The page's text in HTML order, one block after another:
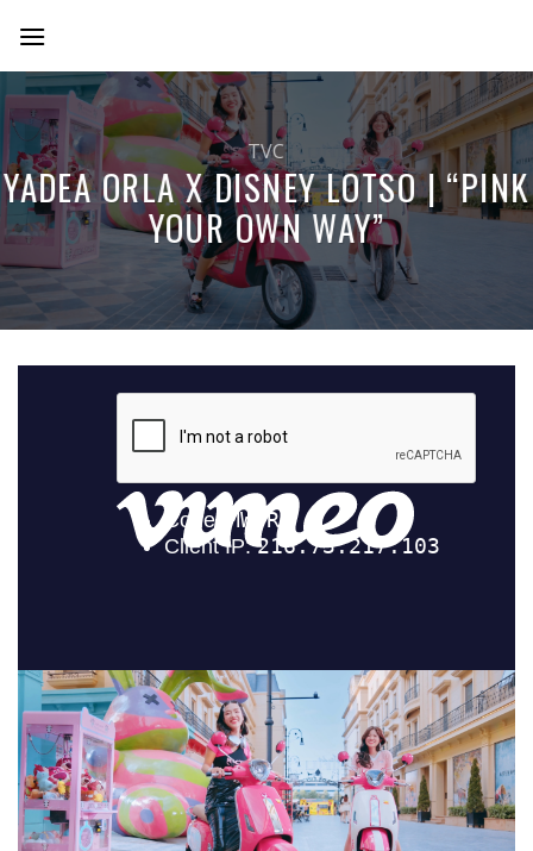
content
TVC
YADEA ORLA X DISNEY LOTSO | “PINK
YOUR OWN WAY”